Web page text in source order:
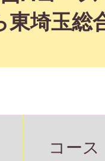
東埼玉総
コース